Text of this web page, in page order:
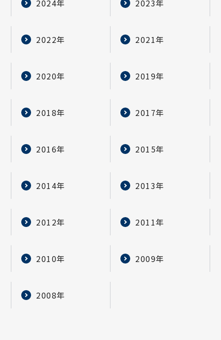
2024年 2023年
2022年 2021年
2020年 2019年
2018年 2017年
2016年 2015年
2014年 2013年
2012年 2011年
2010年 2009年
2008年